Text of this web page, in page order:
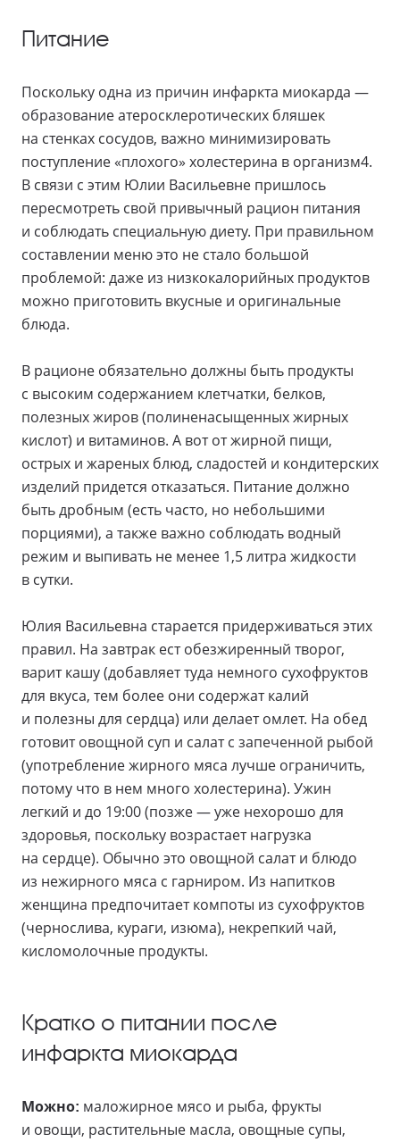
Питание
Поскольку одна из причин инфаркта миокарда —
образование атеросклеротических бляшек
на стенках сосудов, важно минимизировать
поступление «плохого» холестерина в организм4.
В связи с этим Юлии Васильевне пришлось
пересмотреть свой привычный рацион питания
и соблюдать специальную диету. При правильном
составлении меню это не стало большой
проблемой: даже из низкокалорийных продуктов
можно приготовить вкусные и оригинальные
блюда.
В рационе обязательно должны быть продукты
с высоким содержанием клетчатки, белков,
полезных жиров (полиненасыщенных жирных
кислот) и витаминов. А вот от жирной пищи,
острых и жареных блюд, сладостей и кондитерских
изделий придется отказаться. Питание должно
быть дробным (есть часто, но небольшими
порциями), а также важно соблюдать водный
режим и выпивать не менее 1,5 литра жидкости
в сутки.
Юлия Васильевна старается придерживаться этих
правил. На завтрак ест обезжиренный творог,
варит кашу (добавляет туда немного сухофруктов
для вкуса, тем более они содержат калий
и полезны для сердца) или делает омлет. На обед
готовит овощной суп и салат с запеченной рыбой
(употребление жирного мяса лучше ограничить,
потому что в нем много холестерина). Ужин
легкий и до 19:00 (позже — уже нехорошо для
здоровья, поскольку возрастает нагрузка
на сердце). Обычно это овощной салат и блюдо
из нежирного мяса с гарниром. Из напитков
женщина предпочитает компоты из сухофруктов
(чернослива, кураги, изюма), некрепкий чай,
кисломолочные продукты.
Кратко о питании после
инфаркта миокарда
Можно: маложирное мясо и рыба, фрукты
и овощи, растительные масла, овощные супы,